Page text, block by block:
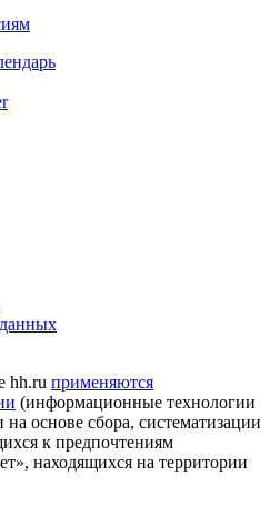
hh.ru применяются
(информационные технологии
основе сбора, систематизации
к предпочтениям
находящихся на территории